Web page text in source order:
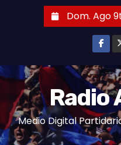
a
l
c
Dom. Ago
Radio
Medio Digital